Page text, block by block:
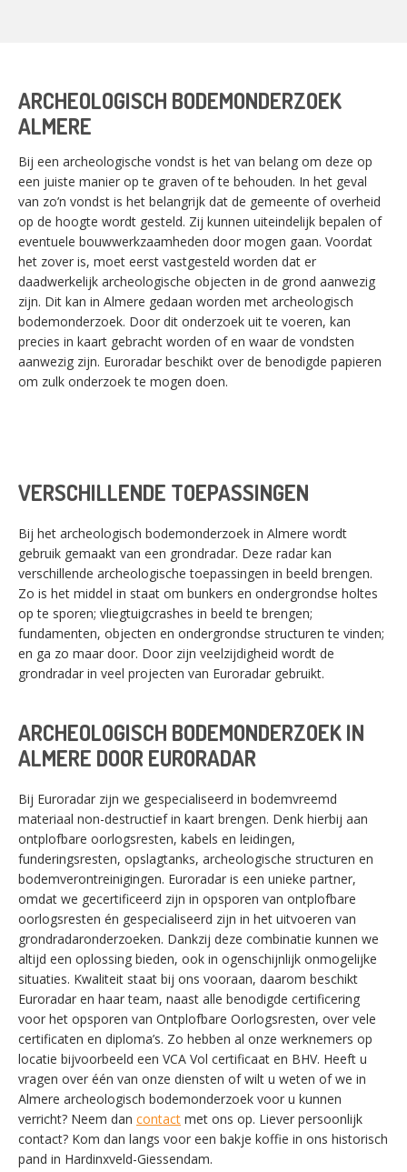
ARCHEOLOGISCH BODEMONDERZOEK
ALMERE
Bij een archeologische vondst is het van belang om deze op
een juiste manier op te graven of te behouden. In het geval
van zo’n vondst is het belangrijk dat de gemeente of overheid
op de hoogte wordt gesteld. Zij kunnen uiteindelijk bepalen of
eventuele bouwwerkzaamheden door mogen gaan. Voordat
het zover is, moet eerst vastgesteld worden dat er
daadwerkelijk archeologische objecten in de grond aanwezig
zijn. Dit kan in Almere gedaan worden met archeologisch
bodemonderzoek. Door dit onderzoek uit te voeren, kan
precies in kaart gebracht worden of en waar de vondsten
aanwezig zijn. Euroradar beschikt over de benodigde papieren
om zulk onderzoek te mogen doen.
VERSCHILLENDE TOEPASSINGEN
Bij het archeologisch bodemonderzoek in Almere wordt
gebruik gemaakt van een grondradar. Deze radar kan
verschillende archeologische toepassingen in beeld brengen.
Zo is het middel in staat om bunkers en ondergrondse holtes
op te sporen; vliegtuigcrashes in beeld te brengen;
fundamenten, objecten en ondergrondse structuren te vinden;
en ga zo maar door. Door zijn veelzijdigheid wordt de
grondradar in veel projecten van Euroradar gebruikt.
ARCHEOLOGISCH BODEMONDERZOEK IN
ALMERE DOOR EURORADAR
Bij Euroradar zijn we gespecialiseerd in bodemvreemd
materiaal non-destructief in kaart brengen. Denk hierbij aan
ontplofbare oorlogsresten, kabels en leidingen,
funderingsresten, opslagtanks, archeologische structuren en
bodemverontreinigingen. Euroradar is een unieke partner,
omdat we gecertificeerd zijn in opsporen van ontplofbare
oorlogsresten én gespecialiseerd zijn in het uitvoeren van
grondradaronderzoeken. Dankzij deze combinatie kunnen we
altijd een oplossing bieden, ook in ogenschijnlijk onmogelijke
situaties. Kwaliteit staat bij ons vooraan, daarom beschikt
Euroradar en haar team, naast alle benodigde certificering
voor het opsporen van Ontplofbare Oorlogsresten, over vele
certificaten en diploma’s. Zo hebben al onze werknemers op
locatie bijvoorbeeld een VCA Vol certificaat en BHV. Heeft u
vragen over één van onze diensten of wilt u weten of we in
Almere archeologisch bodemonderzoek voor u kunnen
verricht? Neem dan contact met ons op. Liever persoonlijk
contact? Kom dan langs voor een bakje koffie in ons historisch
pand in Hardinxveld-Giessendam.
SWITCH THE LANGUAGE